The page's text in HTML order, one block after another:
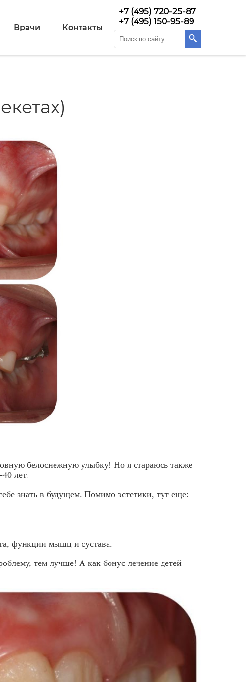
Врачи Контакты
+7 (495) 720-25-87
+7 (495) 150-95-89
белоснежную улыбку! Но я стараюсь также
лет.
знать в будущем. Помимо эстетики, тут еще:
функции мышц и сустава.
тем лучше! А как бонус лечение детей